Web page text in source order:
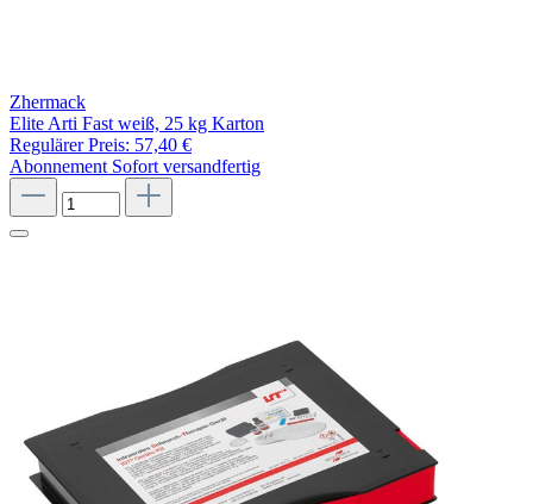
Zhermack
Elite Arti Fast weiß, 25 kg Karton
Regulärer Preis: 57,40 €
Abonnement Sofort versandfertig